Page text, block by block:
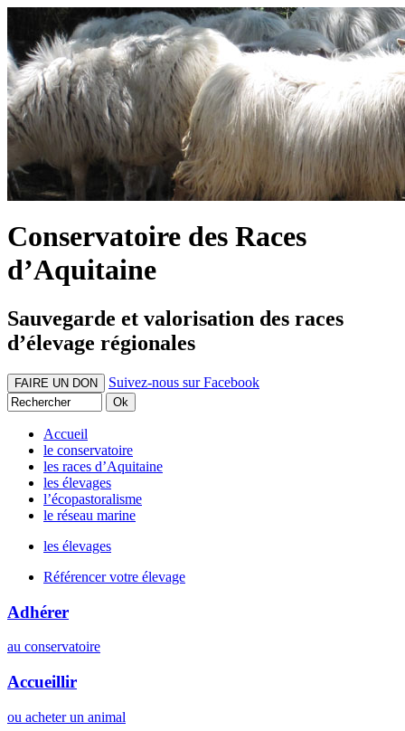
Conservatoire des Races
d’Aquitaine
Sauvegarde et valorisation des races
d’élevage régionales
FAIRE UN DON Suivez-nous sur Facebook
Accueil
le conservatoire
les races d’Aquitaine
les élevages
l’écopastoralisme
le réseau marine
les élevages
Référencer votre élevage
Adhérer
au conservatoire
Accueillir
ou acheter un animal